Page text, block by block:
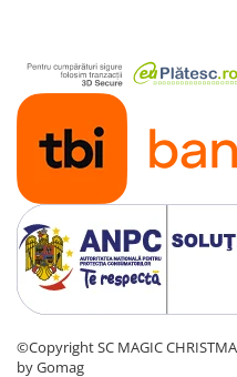
©Copyright SC MAGIC
by Gomag